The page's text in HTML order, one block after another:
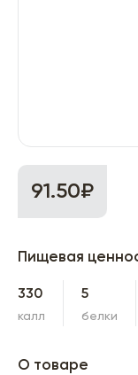
91.50₽
Пищевая
330
калл
5
белки
О товаре